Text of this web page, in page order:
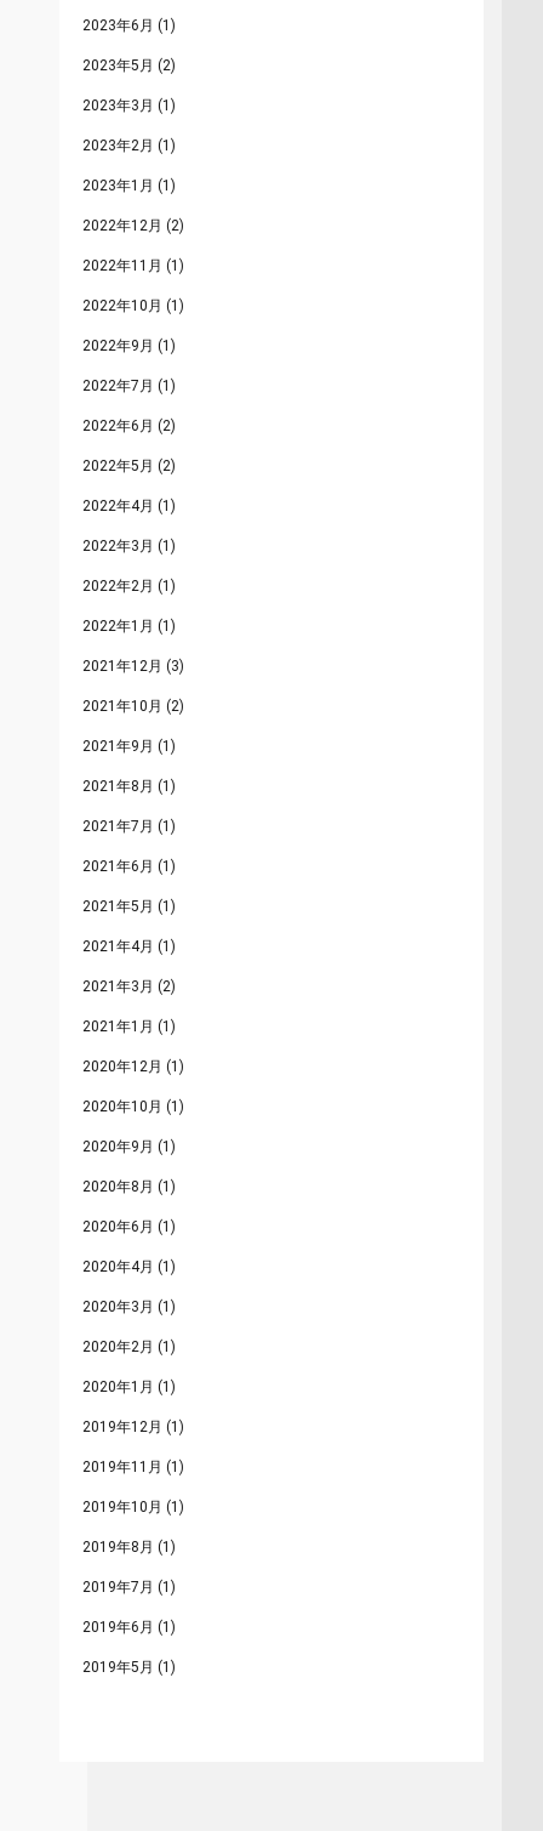
2023年6月 (1)
2023年5月 (2)
2023年3月 (1)
2023年2月 (1)
2023年1月 (1)
2022年12月 (2)
2022年11月 (1)
2022年10月 (1)
2022年9月 (1)
2022年7月 (1)
2022年6月 (2)
2022年5月 (2)
2022年4月 (1)
2022年3月 (1)
2022年2月 (1)
2022年1月 (1)
2021年12月 (3)
2021年10月 (2)
2021年9月 (1)
2021年8月 (1)
2021年7月 (1)
2021年6月 (1)
2021年5月 (1)
2021年4月 (1)
2021年3月 (2)
2021年1月 (1)
2020年12月 (1)
2020年10月 (1)
2020年9月 (1)
2020年8月 (1)
2020年6月 (1)
2020年4月 (1)
2020年3月 (1)
2020年2月 (1)
2020年1月 (1)
2019年12月 (1)
2019年11月 (1)
2019年10月 (1)
2019年8月 (1)
2019年7月 (1)
2019年6月 (1)
2019年5月 (1)